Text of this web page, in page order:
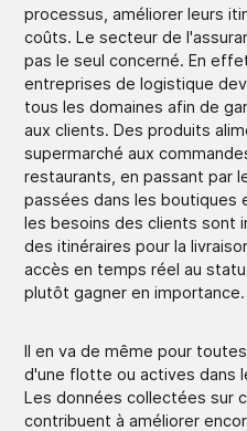
processus, améliorer leurs
coûts. Le secteur de
pas le seul concerné. En
entreprises de logistique
tous les domaines afin de
aux clients. Des produits
supermarché aux
restaurants, en passant par
passées dans les boutiques
les besoins des clients sont
des itinéraires pour la
accès en temps réel au
plutôt gagner en importance.
Il en va de même pour
d'une flotte ou actives dans
Les données collectées sur
contribuent à améliorer